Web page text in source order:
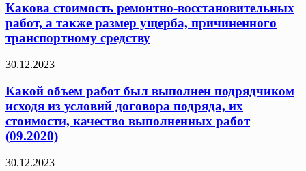
Какова стоимость ремонтно-восстановительных
работ, а также размер ущерба, причиненного
транспортному средству
30.12.2023
Какой объем работ был выполнен подрядчиком
исходя из условий договора подряда, их
стоимости, качество выполненных работ
(09.2020)
30.12.2023